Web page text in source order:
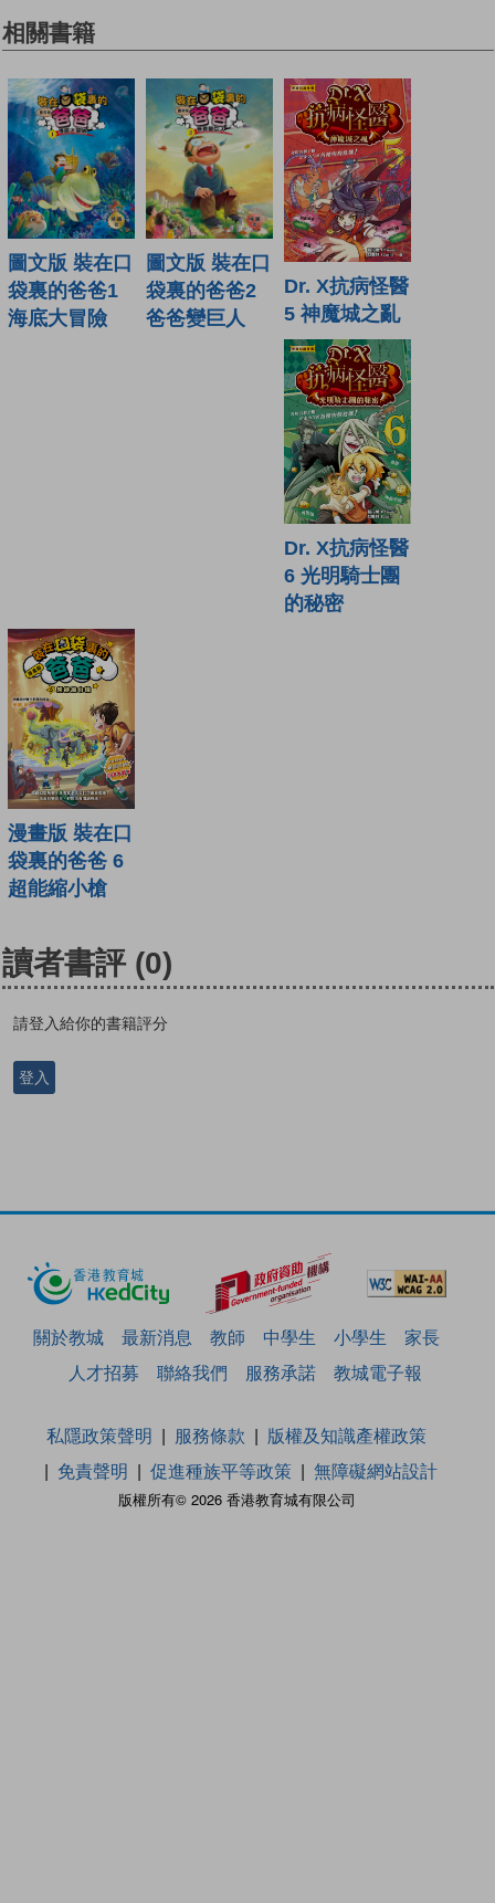
相關書籍
圖文版 裝在口
袋裏的爸爸1
海底大冒險
圖文版 裝在口
袋裏的爸爸2
爸爸變巨人
Dr. X抗病怪醫
5 神魔城之亂
Dr. X抗病怪醫
6 光明騎士團
的秘密
漫畫版 裝在口
袋裏的爸爸 6
超能縮小槍
讀者書評 (0)
請登入給你的書籍評分
登入
關於教城 最新消息 教師 中學生 小學生
家長
人才招募
聯絡我們 服務承諾 教城電子報
版權所有© 2026 香港教育城有限公司
私隱政策聲明 服務條款
版權及知識產權政策
免責聲明
促進種族平等政策 無障礙網站設計